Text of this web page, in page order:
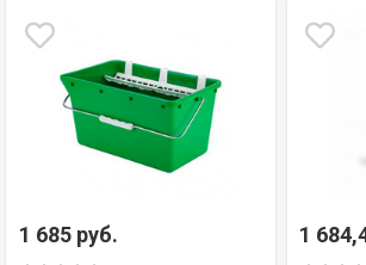
1 685 руб. 1